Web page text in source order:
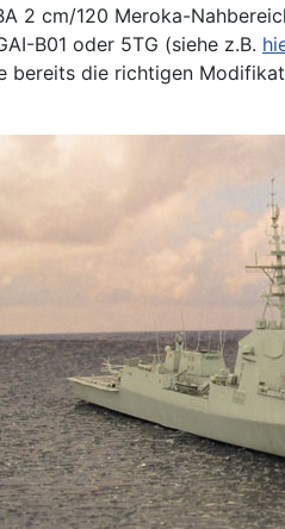
2 cm/120 Meroka-
B01 oder 5TG (siehe z.B.
bereits die richtigen